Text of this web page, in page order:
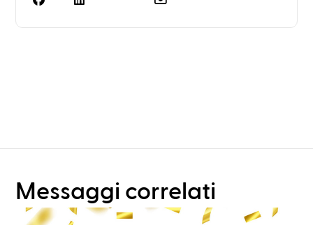
Messaggi correlati